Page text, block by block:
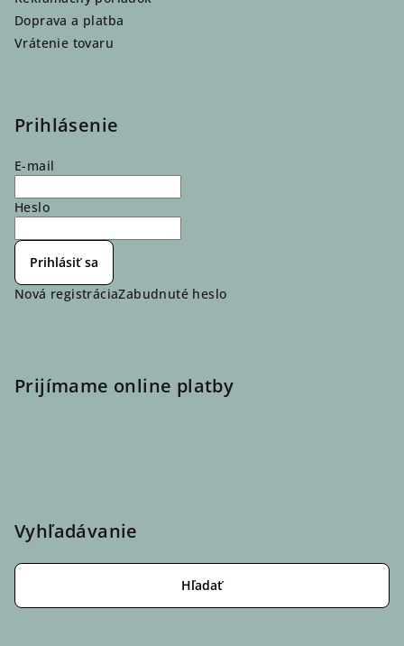
Doprava a platba
Vrátenie tovaru
Prihlásenie
E-mail
Heslo
Prihlásiť sa
Nová registráciaZabudnuté heslo
Prijímame online platby
Vyhľadávanie
Hľadať